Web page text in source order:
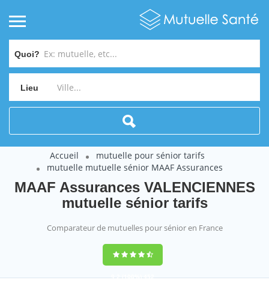
Quoi?
Lieu
Accueil
mutuelle pour sénior tarifs
mutuelle mutuelle sénior MAAF Assurances
MAAF Assurances VALENCIENNES
mutuelle sénior tarifs
Comparateur de mutuelles pour sénior en France
9,2(100%)452